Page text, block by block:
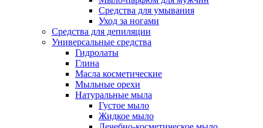
Средства для умывания
Уход за ногами
Средства для депиляции
Универсальные средства
Гидролаты
Глина
Масла косметические
Мыльные орехи
Натуральные мыла
Густое мыло
Жидкое мыло